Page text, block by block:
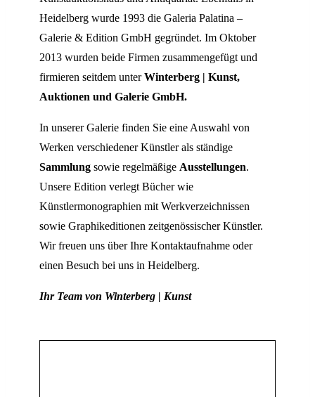
Heidelberg wurde 1993 die Galeria Palatina –
Galerie & Edition GmbH gegründet. Im Oktober
2013 wurden beide Firmen zusammengefügt und
firmieren seitdem unterWinterberg | Kunst,
Auktionen und Galerie GmbH.
In unserer Galerie finden Sie eine Auswahl von
Werken verschiedener Künstler als ständige
Sammlung sowie regelmäßige Ausstellungen.
Unsere Edition verlegt Bücher wie
Künstlermonographien mit Werkverzeichnissen
sowie Graphikeditionen zeitgenössischer Künstler.
Wir freuen uns über Ihre Kontaktaufnahme oder
einen Besuch bei uns in Heidelberg.
Ihr Team von Winterberg | Kunst